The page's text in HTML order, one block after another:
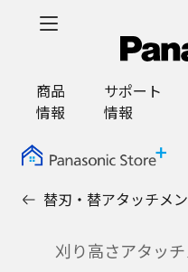
商品
情報
サポート
情報
替刃・替アタッチメ
刈り高さアタッ